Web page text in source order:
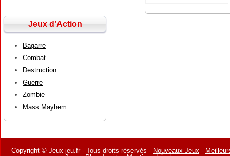
Jeux d’Action
Bagarre
Combat
Destruction
Guerre
Zombie
Mass Mayhem
Copyright © Jeux-jeu.fr - Tous droits réservés - Nouveaux Jeux -